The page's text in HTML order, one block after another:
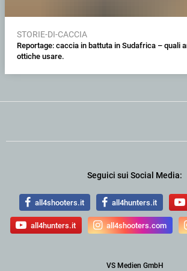
STORIE-DI-CACCIA
Reportage: caccia in battuta in Sudafrica – quali
ottiche usare.
Seguici sui Social Media:
all4shooters.it all4hunters.it
all4hunters.it all4shooters.com
VS Medien GmbH